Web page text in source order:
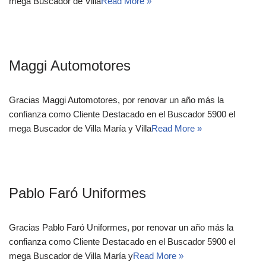
Maggi Automotores
Gracias Maggi Automotores, por renovar un año más la
confianza como Cliente Destacado en el Buscador 5900 el
mega Buscador de Villa María y VillaRead More »
Pablo Faró Uniformes
Gracias Pablo Faró Uniformes, por renovar un año más la
confianza como Cliente Destacado en el Buscador 5900 el
mega Buscador de Villa María yRead More »